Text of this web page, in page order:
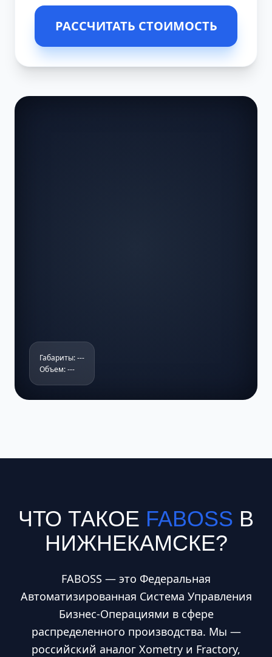
РАССЧИТАТЬ СТОИМОСТЬ
Габариты: ---
Объем: ---
ЧТО ТАКОЕ FABOSS В
НИЖНЕКАМСКЕ?
FABOSS — это Федеральная
Автоматизированная Система Управления
Бизнес-Операциями в сфере
распределенного производства. Мы —
российский аналог Xometry и Fractory,